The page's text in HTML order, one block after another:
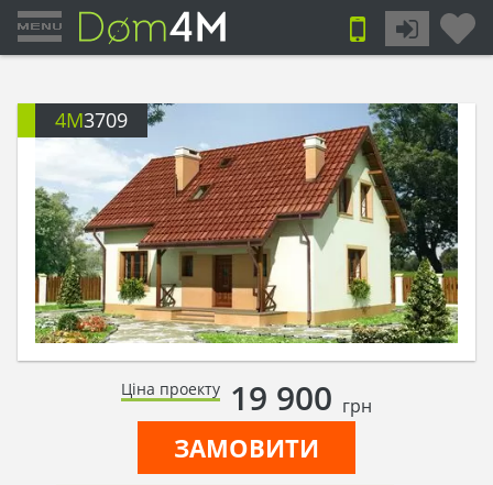
4M3709
Ціна проекту 19 900 грн
ЗАМОВИТИ